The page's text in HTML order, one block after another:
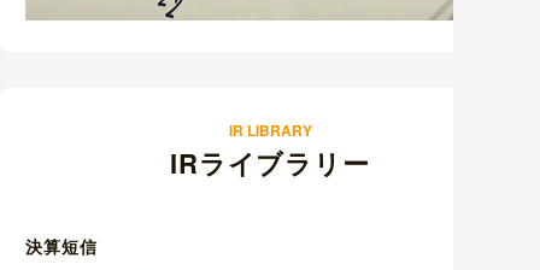
IR LIBRARY
IRライブラリー
決算短信